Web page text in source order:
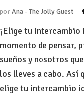
porAna - The Jolly Guest
¡Elige tu intercambio
momento de pensar,
sueños y nosotros
los lleves a cabo. Así
elige tu intercambio